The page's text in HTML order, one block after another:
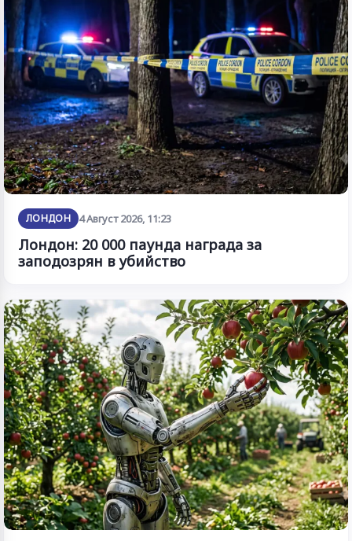
ЛОНДОН 4 Август 2026, 11:23
Лондон: 20 000 паунда награда за
заподозрян в убийство